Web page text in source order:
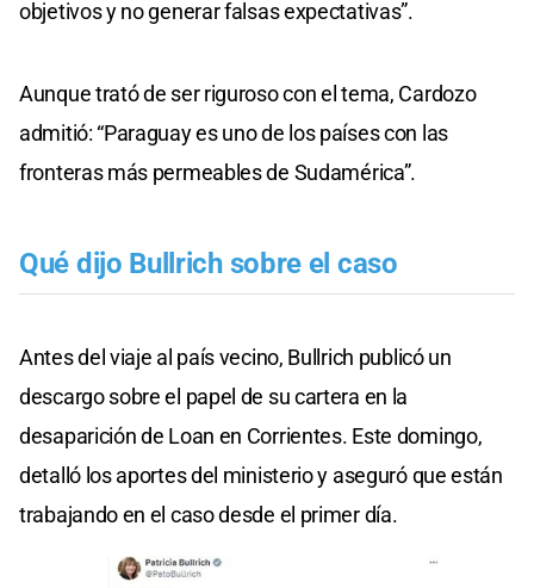
objetivos y no generar falsas expectativas”.
Aunque trató de ser riguroso con el tema, Cardozo
admitió: “Paraguay es uno de los países con las
fronteras más permeables de Sudamérica”.
Qué dijo Bullrich sobre el caso
Antes del viaje al país vecino, Bullrich publicó un
descargo sobre el papel de su cartera en la
desaparición de Loan en Corrientes. Este domingo,
detalló los aportes del ministerio y aseguró que están
trabajando en el caso desde el primer día.